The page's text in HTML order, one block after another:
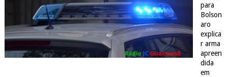
para
Bolson
aro
explica
r arma
apreen
dida
em